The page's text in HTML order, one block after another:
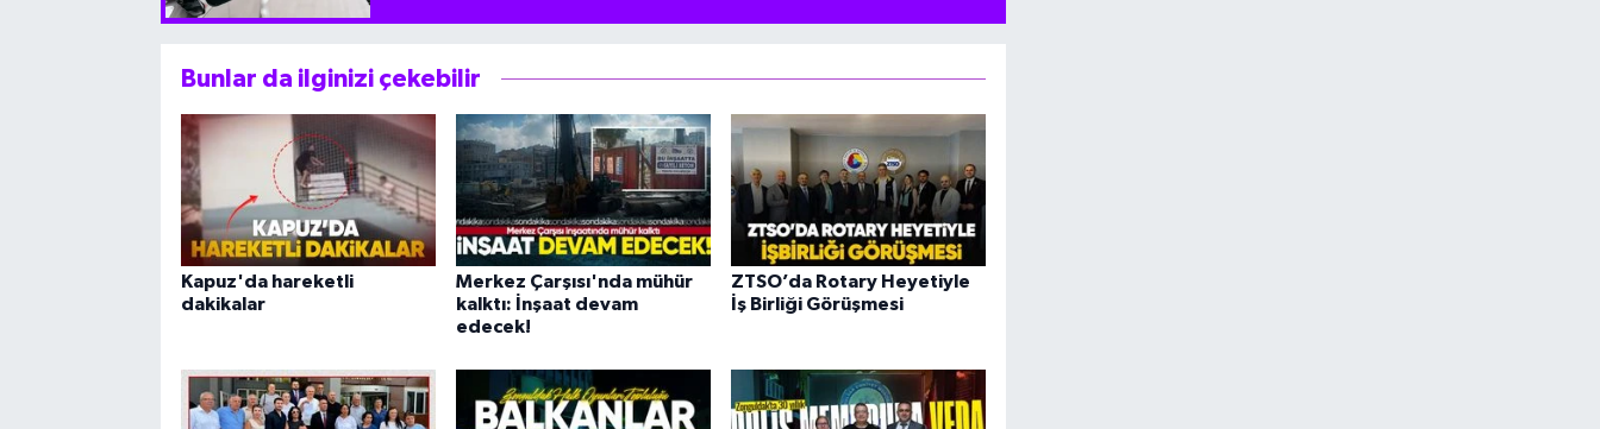
Bunlar da ilginizi çekebilir
Kapuz'da hareketli
dakikalar
Merkez Çarşısı'nda mühür
kalktı: İnşaat devam
edecek!
ZTSO’da Rotary Heyetiyle
İş Birliği Görüşmesi